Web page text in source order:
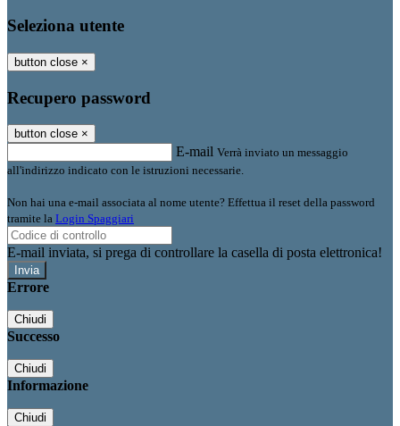
Seleziona utente
button close ×
Recupero password
button close ×
E-mail Verrà inviato un messaggio
all'indirizzo indicato con le istruzioni necessarie.
Non hai una e-mail associata al nome utente? Effettua il reset della password
tramite la Login Spaggiari
E-mail inviata, si prega di controllare la casella di posta elettronica!
Errore
Chiudi
Successo
Chiudi
Informazione
Chiudi